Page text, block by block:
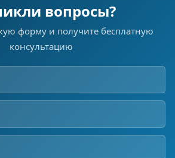
вопросы?
форму и получите бесплатную
консультацию